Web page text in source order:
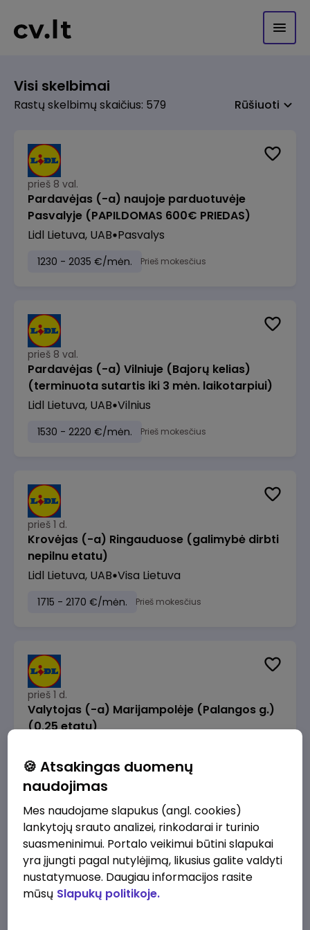
Visi skelbimai
Rastų skelbimų skaičius: 579 Rūšiuoti
prieš 8 val.
Pardavėjas (-a) naujoje parduotuvėje
Pasvalyje (PAPILDOMAS 600€ PRIEDAS)
Lidl Lietuva, UAB Pasvalys
1230 - 2035 €/mėn. Prieš mokesčius
prieš 8 val.
Pardavėjas (-a) Vilniuje (Bajorų kelias)
(terminuota sutartis iki 3 mėn. laikotarpiui)
Lidl Lietuva, UAB Vilnius
1530 - 2220 €/mėn. Prieš mokesčius
prieš 1 d.
Krovėjas (-a) Ringauduose (galimybė dirbti
nepilnu etatu)
Lidl Lietuva, UAB Visa Lietuva
1715 - 2170 €/mėn. Prieš mokesčius
prieš 1 d.
Valytojas (-a) Marijampolėje (Palangos g.)
(0,25 etatu)
289 - 337 €/mėn. Prieš mokesčius
prieš 1 d.
Talent Development Project Manager (fixed
term - 1.5 years)
🍪 Atsakingas duomenų
naudojimas
Mes naudojame slapukus (angl. cookies)
lankytojų srauto analizei, rinkodarai ir turinio
suasmeninimui. Portalo veikimui būtini slapukai
yra įjungti pagal nutylėjimą, likusius galite valdyti
nustatymuose. Daugiau informacijos rasite
mūsų Slapukų politikoje.